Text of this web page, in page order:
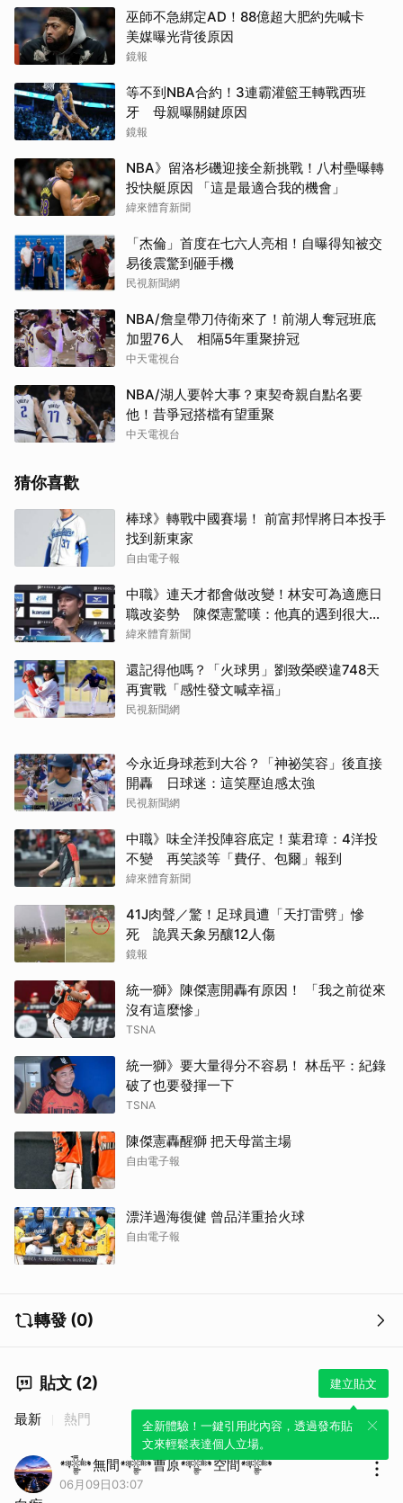
巫師不急綁定AD！88億超大肥約先喊卡
美媒曝光背後原因
鏡報
等不到NBA合約！3連霸灌籃王轉戰西班
牙 母親曝關鍵原因
鏡報
NBA》留洛杉磯迎接全新挑戰！八村壘曝轉
投快艇原因 「這是最適合我的機會」
緯來體育新聞
「杰倫」首度在七六人亮相！自曝得知被交
易後震驚到砸手機
民視新聞網
NBA/詹皇帶刀侍衛來了！前湖人奪冠班底
加盟76人 相隔5年重聚拚冠
中天電視台
NBA/湖人要幹大事？東契奇親自點名要
他！昔爭冠搭檔有望重聚
中天電視台
猜你喜歡
棒球》轉戰中國賽場！ 前富邦悍將日本投手
找到新東家
自由電子報
中職》連天才都會做改變！林安可為適應日
職改姿勢 陳傑憲驚嘆：他真的遇到很大挫
折
緯來體育新聞
還記得他嗎？「火球男」劉致榮睽違748天
再實戰「感性發文喊幸福」
民視新聞網
今永近身球惹到大谷？「神祕笑容」後直接
開轟 日球迷：這笑壓迫感太強
民視新聞網
中職》味全洋投陣容底定！葉君璋：4洋投
不變 再笑談等「費仔、包爾」報到
緯來體育新聞
41J肉聲／驚！足球員遭「天打雷劈」慘
死 詭異天象另釀12人傷
鏡報
統一獅》陳傑憲開轟有原因！ 「我之前從來
沒有這麼慘」
TSNA
統一獅》要大量得分不容易！ 林岳平：紀錄
破了也要發揮一下
TSNA
陳傑憲轟醒獅 把天母當主場
自由電子報
漂洋過海復健 曾品洋重拾火球
自由電子報
轉發 (0)
貼文 (2) 建立貼文
全新體驗！一鍵引用此內容，透過發布貼
文來輕鬆表達個人立場。
最新 熱門
𒀱無間𒀱曹原𒀱空間𒀱
06月09日03:07